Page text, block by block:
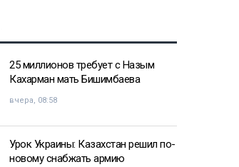
25 миллионов требует с Назым
Кахарман мать Бишимбаева
вчера, 08:58
Урок Украины: Казахстан решил по-
новому снабжать армию